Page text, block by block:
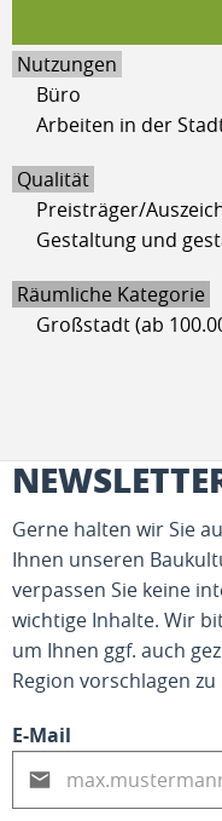
Nutzungen
Büro
Arbeiten in der
Qualität
Preisträger/
Gestaltung und
Räumliche Kategorie
Großstadt (ab
Gerne halten wir Sie
Ihnen unseren
verpassen Sie keine
wichtige Inhalte. Wir
um Ihnen ggf. auch
Region vorschlagen
E-Mail